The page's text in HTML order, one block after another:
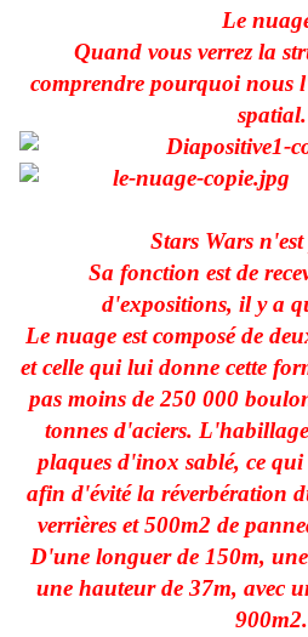
Le
Quand vous verrez la
comprendre pourquoi nous
spatial.
Stars Wars
Sa fonction est de
d'expositions, il y a
Le nuage est composé de
et celle qui lui donne cette
pas moins de 250 000
tonnes d'aciers.
plaques d'inox sablé, ce
afin d'évité la réverbération
verrières et 500m2 de
D'une longuer de 150m,
une hauteur de 37m, avec
900m2.